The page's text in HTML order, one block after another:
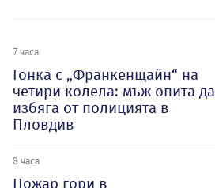
7 часа
Гонка с „Франкенщайн“ на
четири колела: мъж опита да
избяга от полицията в
Пловдив
8 часа
Пожар гори в